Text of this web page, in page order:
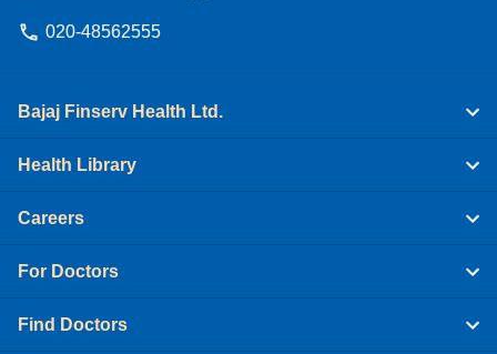
020-48562555
Bajaj Finserv Health Ltd.
Health Library
Careers
For Doctors
Find Doctors